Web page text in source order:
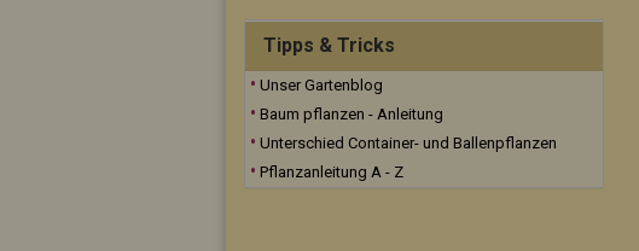
Tipps & Tricks
Unser Gartenblog
Baum pflanzen - Anleitung
Unterschied Container- und Ballenpflanzen
Pflanzanleitung A - Z